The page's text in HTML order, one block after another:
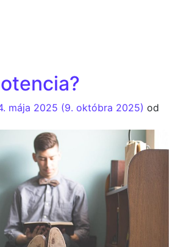
mája 2025 (9. októbra 2025) od